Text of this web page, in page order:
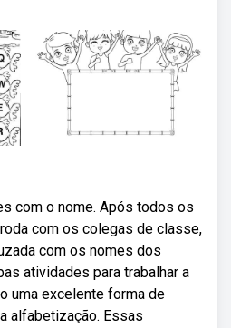
com o nome. Após todos os
com os colegas de classe,
com os nomes dos
atividades para trabalhar a
uma excelente forma de
alfabetização. Essas